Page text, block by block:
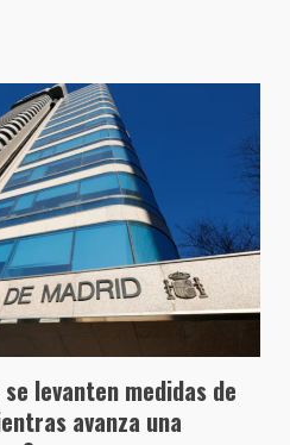
levanten medidas de
avanza una